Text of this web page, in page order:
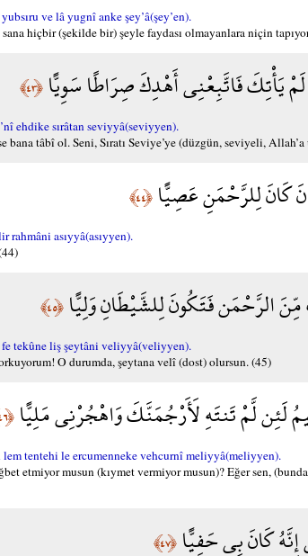
ve lâ yugnî anke şey’â(şey’en).
hiçbir (şekilde bir) şeyle faydası olmayanlara niçin
يَأْتِكَ فَاتَّبِعْنِي أَهْدِكَ صِرَاطًا سَوِيًّا﴿٤٣﴾
ehdike sırâtan seviyyâ(seviyyen).
tâbî ol. Seni, Sıratı Seviye’ye (düzgün, seviyeli,
كَانَ لِلرَّحْمَنِ عَصِيًّا﴿٤٤﴾
rahmâni asıyyâ(asıyyen).
الرَّحْمَن فَتَكُونَ لِلشَّيْطَانِ وَلِيًّا﴿٤٥﴾
tekûne liş şeytâni veliyyâ(veliyyen).
O durumda, şeytana velî (dost) olursun. (45)
لَئِن لَّمْ تَنتَهِ لَأَرْجُمَنَّكَ وَاهْجُرْنِي مَلِيًّا﴿٤٦﴾
tentehi le ercumenneke vehcurnî meliyyâ(meliyyen).
etmiyor musun (kıymet vermiyor musun)? Eğer sen,
كَانَ بِي حَفِيًّا﴿٤٧﴾